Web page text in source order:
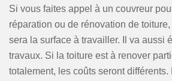
Si vous faites appel à un couvreur
réparation ou de rénovation de
sera la surface à travailler. Il va aussi
travaux. Si la toiture est à renover
totalement, les coûts seront différents.